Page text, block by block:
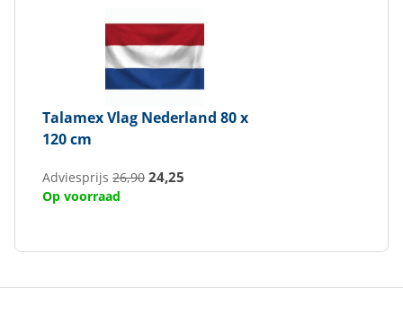
TalamexVlag Nederland 80 x
120 cm
Adviesprijs 26,90 24,25
Op voorraad